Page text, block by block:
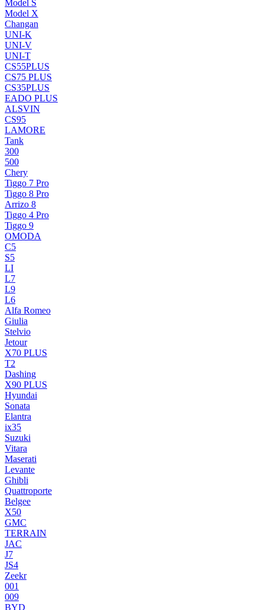
Model S
Model X
Changan
UNI-K
UNI-V
UNI-T
CS55PLUS
CS75 PLUS
CS35PLUS
EADO PLUS
ALSVIN
CS95
LAMORE
Tank
300
500
Chery
Tiggo 7 Pro
Tiggo 8 Pro
Arrizo 8
Tiggo 4 Pro
Tiggo 9
OMODA
C5
S5
LI
L7
L9
L6
Alfa Romeo
Giulia
Stelvio
Jetour
X70 PLUS
T2
Dashing
X90 PLUS
Hyundai
Sonata
Elantra
ix35
Suzuki
Vitara
Maserati
Levante
Ghibli
Quattroporte
Belgee
X50
GMC
TERRAIN
JAC
J7
JS4
Zeekr
001
009
BYD